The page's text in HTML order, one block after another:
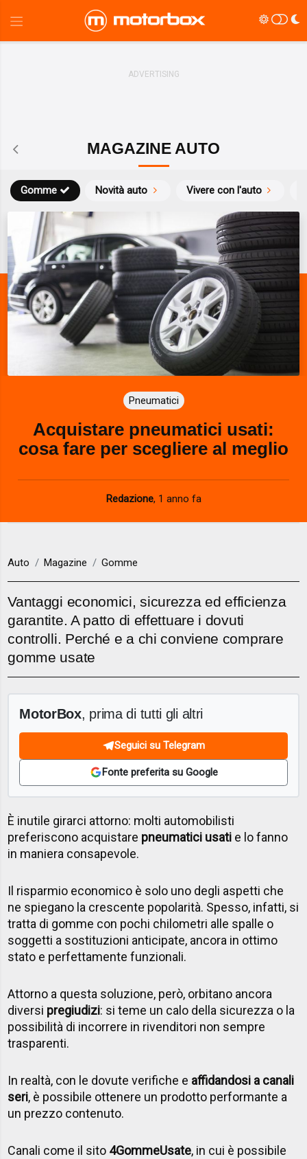
MAGAZINE AUTO
Novità auto Vivere con l'auto
Gomme
Pneumatici
Acquistare pneumatici usati:
cosa fare per scegliere al meglio
Redazione, 1 anno fa
Auto Magazine Gomme
Vantaggi economici, sicurezza ed efficienza
garantite. A patto di effettuare i dovuti
controlli. Perché e a chi conviene comprare
gomme usate
MotorBox, prima di tutti gli altri
Seguici su Telegram
Fonte preferita su Google
È inutile girarci attorno: molti automobilisti
preferiscono acquistare pneumatici usati e lo fanno
in maniera consapevole.
Il risparmio economico è solo uno degli aspetti che
ne spiegano la crescente popolarità. Spesso, infatti, si
tratta di gomme con pochi chilometri alle spalle o
soggetti a sostituzioni anticipate, ancora in ottimo
stato e perfettamente funzionali.
Attorno a questa soluzione, però, orbitano ancora
diversi pregiudizi: si teme un calo della sicurezza o la
possibilità di incorrere in rivenditori non sempre
trasparenti.
In realtà, con le dovute verifiche e affidandosi a canali
seri, è possibile ottenere un prodotto performante a
un prezzo contenuto.
Canali come il sito 4GommeUsate, in cui è possibile